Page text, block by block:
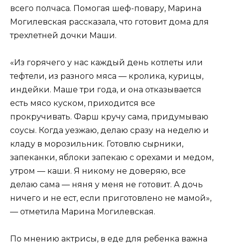
всего полчаса. Помогая шеф-повару, Марина
Могилевская рассказала, что готовит дома для
трехлетней дочки Маши.
«Из горячего у нас каждый день котлеты или
тефтели, из разного мяса — кролика, курицы,
индейки. Маше три года, и она отказывается
есть мясо куском, приходится все
прокручивать. Фарш кручу сама, придумываю
соусы. Когда уезжаю, делаю сразу на неделю и
кладу в морозильник. Готовлю сырники,
запеканки, яблоки запекаю с орехами и медом,
утром — каши. Я никому не доверяю, все
делаю сама — няня у меня не готовит. А дочь
ничего и не ест, если приготовлено не мамой»,
— отметила Марина Могилевская.
По мнению актрисы, в еде для ребенка важна